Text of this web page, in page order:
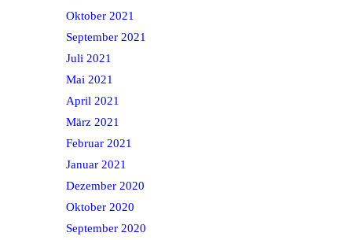
Oktober 2021
September 2021
Juli 2021
Mai 2021
April 2021
März 2021
Februar 2021
Januar 2021
Dezember 2020
Oktober 2020
September 2020